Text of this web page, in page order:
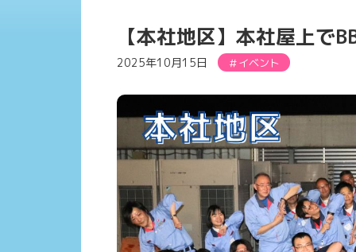
【本社地区】本社屋上で
2025年10月15日 イベント